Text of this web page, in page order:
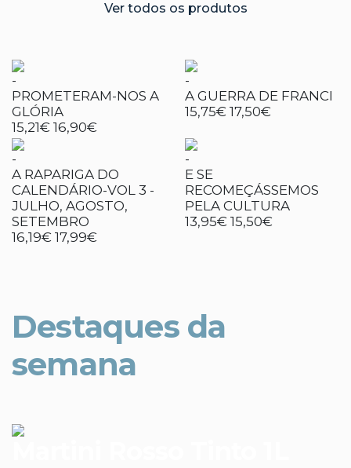
Ver todos os produtos
-
PROMETERAM-NOS A
GLÓRIA
15,21€ 16,90€
-
A GUERRA DE FRANCI
15,75€ 17,50€
-
A RAPARIGA DO
CALENDÁRIO-VOL 3 -
JULHO, AGOSTO,
SETEMBRO
16,19€ 17,99€
-
E SE
RECOMEÇÁSSEMOS
PELA CULTURA
13,95€ 15,50€
Destaques da
semana